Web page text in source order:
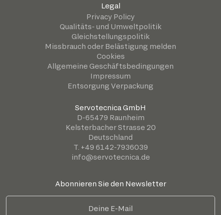
Legal
Privacy Policy
Qualitäts- und Umweltpolitik
Gleichstellungspolitik
Missbrauch oder Belästigung melden
Cookies
Allgemeine Geschäftsbedingungen
Impressum
Entsorgung Verpackung
Servotecnica GmbH
D-65479 Raunheim
Kelsterbacher Strasse 20
Deutschland
T. +49 6142-7936039
info@servotecnica.de
Abonnieren Sie den Newsletter